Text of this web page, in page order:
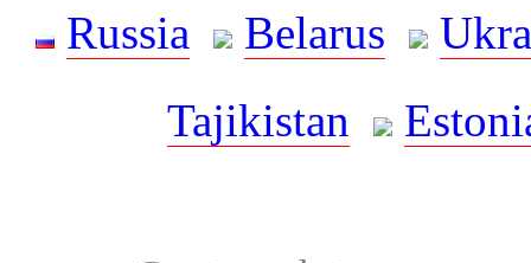
Russia
Belarus
Tajikistan